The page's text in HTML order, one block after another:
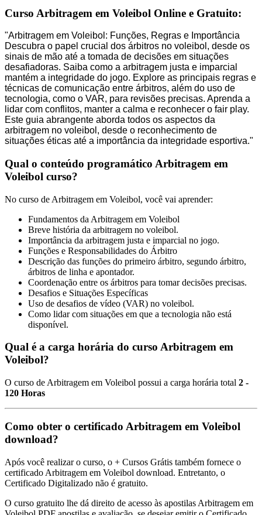
Curso Arbitragem em Voleibol Online e Gratuito:
"Arbitragem em Voleibol: Funções, Regras e Importância
Descubra o papel crucial dos árbitros no voleibol, desde os
sinais de mão até a tomada de decisões em situações
desafiadoras. Saiba como a arbitragem justa e imparcial
mantém a integridade do jogo. Explore as principais regras e
técnicas de comunicação entre árbitros, além do uso de
tecnologia, como o VAR, para revisões precisas. Aprenda a
lidar com conflitos, manter a calma e reconhecer o fair play.
Este guia abrangente aborda todos os aspectos da
arbitragem no voleibol, desde o reconhecimento de
situações éticas até a importância da integridade esportiva."
Qual o conteúdo programático Arbitragem em
Voleibol curso?
No curso de Arbitragem em Voleibol, você vai aprender:
Fundamentos da Arbitragem em Voleibol
Breve história da arbitragem no voleibol.
Importância da arbitragem justa e imparcial no jogo.
Funções e Responsabilidades do Árbitro
Descrição das funções do primeiro árbitro, segundo árbitro,
árbitros de linha e apontador.
Coordenação entre os árbitros para tomar decisões precisas.
Desafios e Situações Específicas
Uso de desafios de vídeo (VAR) no voleibol.
Como lidar com situações em que a tecnologia não está
disponível.
Qual é a carga horária do curso Arbitragem em
Voleibol?
O curso de Arbitragem em Voleibol possui a carga horária total 2 -
120 Horas
Como obter o certificado Arbitragem em Voleibol
download?
Após você realizar o curso, o + Cursos Grátis também fornece o
certificado Arbitragem em Voleibol download. Entretanto, o
Certificado Digitalizado não é gratuito.
O curso gratuito lhe dá direito de acesso às apostilas Arbitragem em